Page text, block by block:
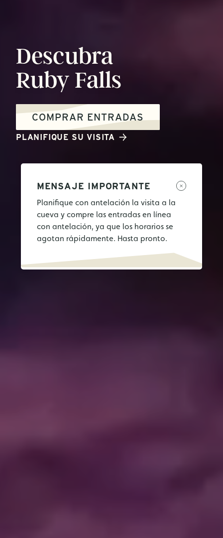
Descubra
Ruby Falls
COMPRAR ENTRADAS
PLANIFIQUE SU VISITA
MENSAJE IMPORTANTE
Planifique con antelación la visita a la
cueva y compre las entradas en línea
con antelación, ya que los horarios se
agotan rápidamente. Hasta pronto.